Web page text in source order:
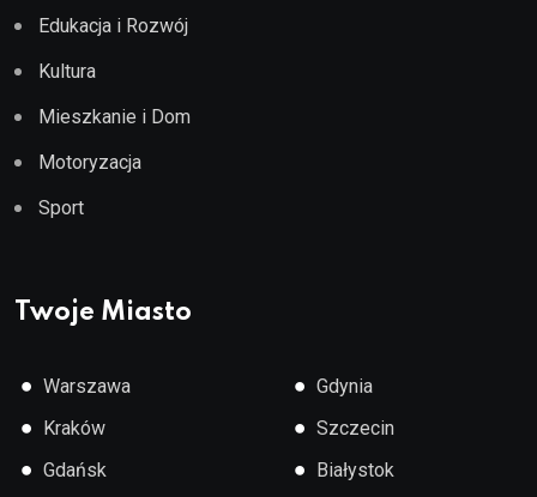
Edukacja i Rozwój
Kultura
Mieszkanie i Dom
Motoryzacja
Sport
Twoje Miasto
● Warszawa
● Kraków
● Gdańsk
● Gdynia
● Szczecin
● Białystok